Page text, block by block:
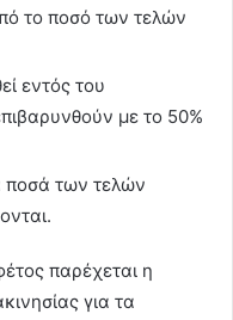
το ποσό των τελών
εντός του
με το 50%
ποσά των τελών
παρέχεται η
για τα